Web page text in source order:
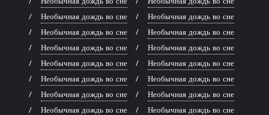
Необычная дождь во сне
Необычная дождь во сне
Необычная дождь во сне
Необычная дождь во сне
Необычная дождь во сне
Необычная дождь во сне
Необычная дождь во сне
Необычная дождь во сне
Необычная дождь во сне
Необычная дождь во сне
Необычная дождь во сне
Необычная дождь во сне
Необычная дождь во сне
Необычная дождь во сне